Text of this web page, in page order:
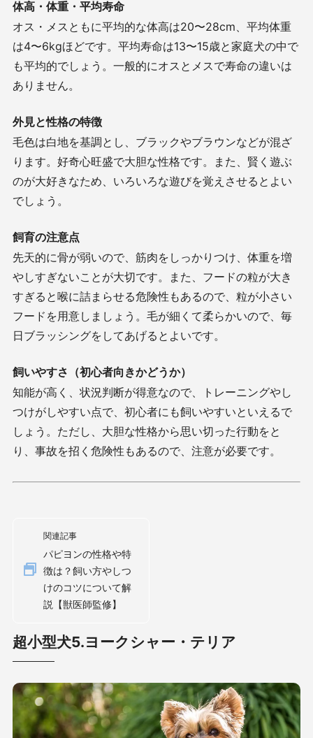
体高・体重・平均寿命
オス・メスともに平均的な体高は20〜28cm 、平均体重
は4〜6kgほどです。平均寿命は13〜15歳と家庭犬の中で
も平均的でしょう。一般的にオスとメスで寿命の違いは
ありません。
外見と性格の特徴
毛色は白地を基調とし、ブラックやブラウンなどが混ざ
ります。好奇心旺盛で大胆な性格です。また、賢く遊ぶ
のが大好きなため、いろいろな遊びを覚えさせるとよい
でしょう。
飼育の注意点
先天的に骨が弱いので、筋肉をしっかりつけ、体重を増
やしすぎないことが大切です。また、フードの粒が大き
すぎると喉に詰まらせる危険性もあるので、粒が小さい
フードを用意しましょう。毛が細くて柔らかいので、毎
日ブラッシングをしてあげるとよいです。
飼いやすさ（初心者向きかどうか）
知能が高く、状況判断が得意なので、トレーニングやし
つけがしやすい点で、初心者にも飼いやすいといえるで
しょう。ただし、大胆な性格から思い切った行動をと
り、事故を招く危険性もあるので、注意が必要です。
関連記事
パピヨンの性格や特
徴は？飼い方やしつ
けのコツについて解
説【獣医師監修】
超小型犬5.ヨークシャー・テリア